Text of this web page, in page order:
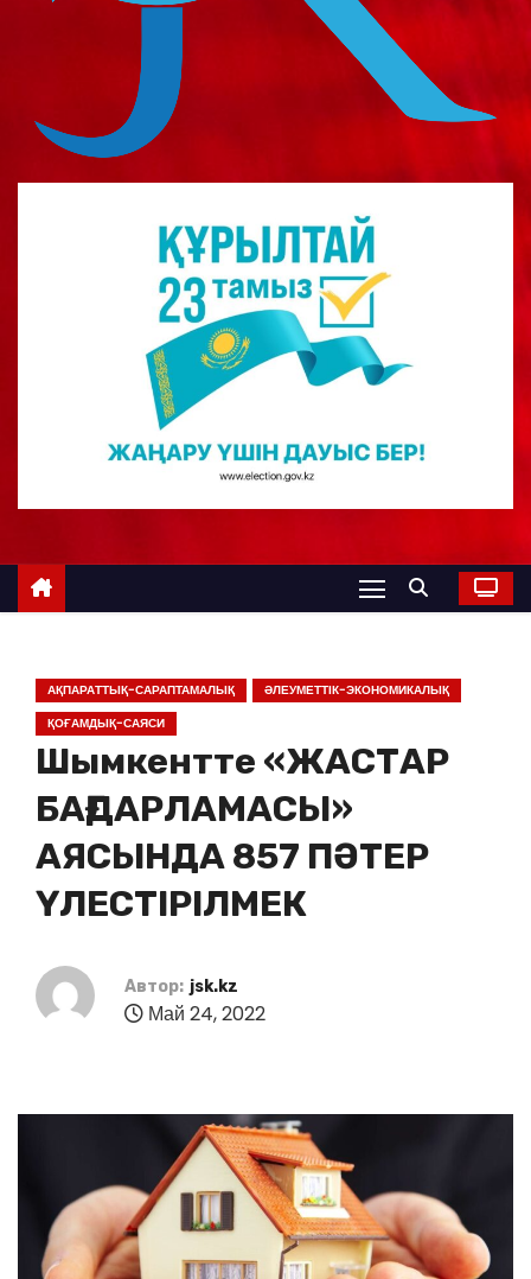
АҚПАРАТТЫҚ-САРАПТАМАЛЫҚ
ӘЛЕУМЕТТІК-ЭКОНОМИКАЛЫҚ
ҚОҒАМДЫҚ-САЯСИ
Шымкентте «ЖАСТАР
БАҒДАРЛАМАСЫ»
АЯСЫНДА 857 ПӘТЕР
ҮЛЕСТІРІЛМЕК
Автор: jsk.kz
Май 24, 2022